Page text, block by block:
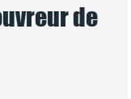
de